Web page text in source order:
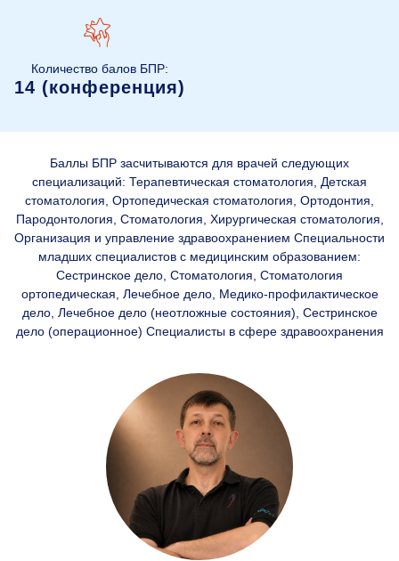
Количество балов БПР:
14 (конференция)
Баллы БПР засчитываются для врачей следующих
специализаций: Терапевтическая стоматология, Детская
стоматология, Ортопедическая стоматология, Ортодонтия,
Пародонтология, Стоматология, Хирургическая стоматология,
Организация и управление здравоохранением Специальности
младших специалистов с медицинским образованием:
Сестринское дело, Стоматология, Стоматология
ортопедическая, Лечебное дело, Медико-профилактическое
дело, Лечебное дело (неотложные состояния), Сестринское
дело (операционное) Специалисты в сфере здравоохранения